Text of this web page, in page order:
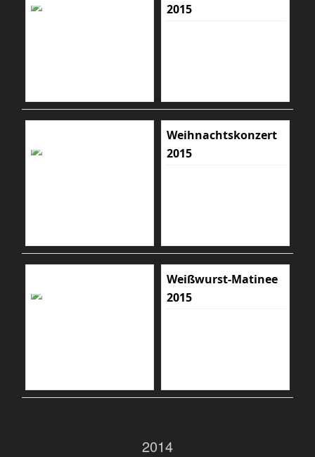
2015
Weihnachtskonzert
2015
Weißwurst-Matinee
2015
2014